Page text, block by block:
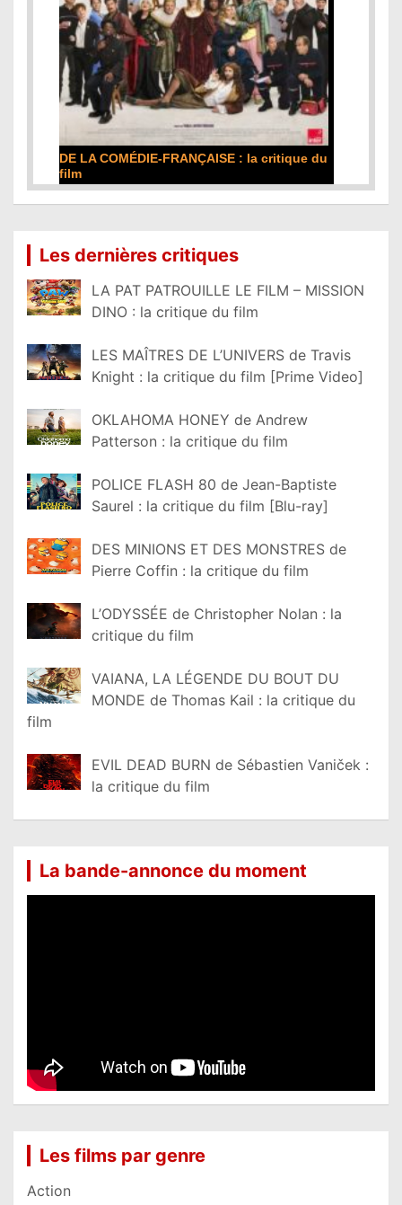
DE LA COMÉDIE-FRANÇAISE : la critique du
film
Les dernières critiques
LA PAT PATROUILLE LE FILM – MISSION
DINO : la critique du film
LES MAÎTRES DE L’UNIVERS de Travis
Knight : la critique du film [Prime Video]
OKLAHOMA HONEY de Andrew
Patterson : la critique du film
POLICE FLASH 80 de Jean-Baptiste
Saurel : la critique du film [Blu-ray]
DES MINIONS ET DES MONSTRES de
Pierre Coffin : la critique du film
L’ODYSSÉE de Christopher Nolan : la
critique du film
VAIANA, LA LÉGENDE DU BOUT DU
MONDE de Thomas Kail : la critique du
film
EVIL DEAD BURN de Sébastien Vaniček :
la critique du film
La bande-annonce du moment
Les films par genre
Action